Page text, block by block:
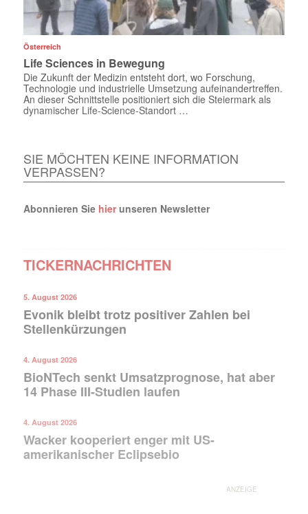
Österreich
Life Sciences in Bewegung
Die Zukunft der Medizin entsteht dort, wo ­Forschung,
Technologie und industrielle Umsetzung aufeinandertreffen.
An ­dieser Schnittstelle positioniert sich die Steiermark als
dynamischer ­Life-Science-Standort …
SIE MÖCHTEN KEINE INFORMATION
VERPASSEN?
Abonnieren Sie hierunseren Newsletter
TICKERNACHRICHTEN
5. August 2026
Evonik bleibt trotz positiver Zahlen bei
Stellenkürzungen
4. August 2026
BioNTech senkt Umsatzprognose, hat aber
14 Phase III-Studien laufen
4. August 2026
Wacker kooperiert enger mit US-
amerikanischer Eclipsebio
ANZEIGE